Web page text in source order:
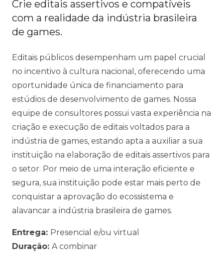
Crie editais assertivos e compatíveis
com a realidade da indústria brasileira
de games.
Editais públicos desempenham um papel crucial
no incentivo à cultura nacional, oferecendo uma
oportunidade única de financiamento para
estúdios de desenvolvimento de games. Nossa
equipe de consultores possui vasta experiência na
criação e execução de editais voltados para a
indústria de games, estando apta a auxiliar a sua
instituição na elaboração de editais assertivos para
o setor. Por meio de uma interação eficiente e
segura, sua instituição pode estar mais perto de
conquistar a aprovação do ecossistema e
alavancar a indústria brasileira de games.
Entrega: Presencial e/ou virtual
Duração: A combinar